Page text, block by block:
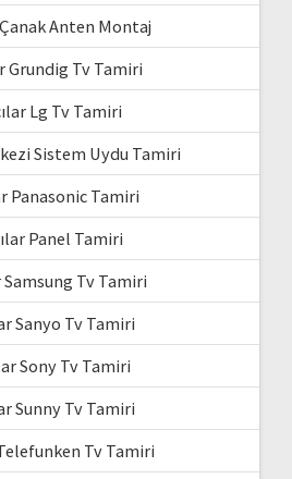
Anten Montaj
Grundig Tv Tamiri
Lg Tv Tamiri
Sistem Uydu Tamiri
Panasonic Tamiri
Panel Tamiri
Samsung Tv Tamiri
Sanyo Tv Tamiri
Sony Tv Tamiri
Sunny Tv Tamiri
Tv Tamiri